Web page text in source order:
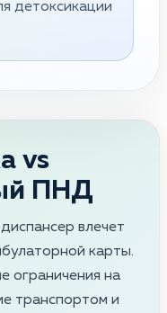
детоксикации
vs
ПНД
влечет
карты.
ограничения на
транспортом и